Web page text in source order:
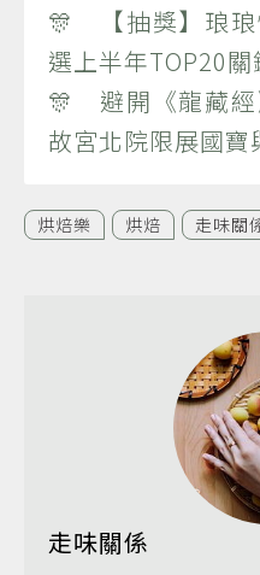
🎊 【抽獎】琅琅
選上半年TOP20
🎊 避開《龍藏經
故宮北院限展國
烘焙樂 烘焙 走味關
走味關係